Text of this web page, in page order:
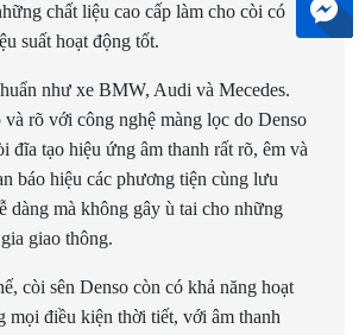
chất liệu cao cấp làm cho còi có
suất hoạt động tốt.
như xe BMW, Audi và Mecedes.
rõ với công nghệ màng lọc do Denso
đĩa tạo hiệu ứng âm thanh rất rõ, êm và
báo hiệu các phương tiện cùng lưu
dàng mà không gây ù tai cho những
giao thông.
còi sên Denso còn có khả năng hoạt
mọi điều kiện thời tiết, với âm thanh